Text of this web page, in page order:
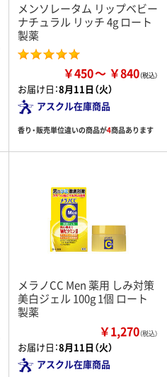
メンソレータム リップベビー
ナチュラル リッチ 4g ロート
製薬
￥450 ￥840
お届け日：8月11日（火）
アスクル在庫商品
香り・販売単位違いの商品が4商品あります
メラノCC Men 薬用 しみ対策
美白ジェル 100g 1個 ロート
製薬
￥1,270（税込）
お届け日：8月11日（火）
アスクル在庫商品